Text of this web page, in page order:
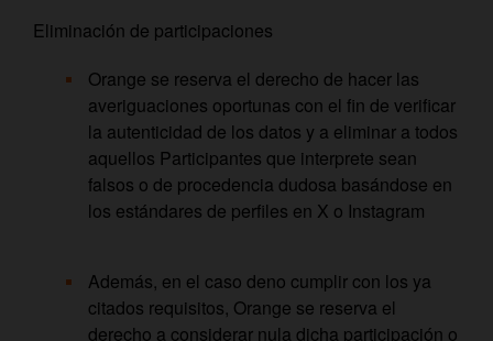
Eliminación de participaciones
Orange se reserva el derecho de hacer las
averiguaciones oportunas con el fin de verificar
la autenticidad de los datos y a eliminar a todos
aquellos Participantes que interprete sean
falsos o de procedencia dudosa basándose en
los estándares de perfiles en X o Instagram
Además, en el caso deno cumplir con los ya
citados requisitos, Orange se reserva el
derecho a considerar nula dicha participación o